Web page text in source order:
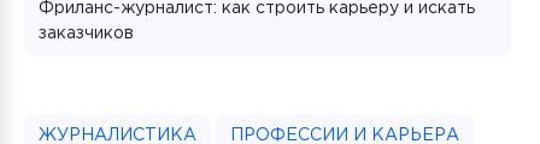
Фриланс-журналист: как строить карьеру и искать
заказчиков
ЖУРНАЛИСТИКА ПРОФЕССИИ И КАРЬЕРА